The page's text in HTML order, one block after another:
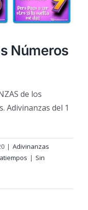
Números
de los
Adivinanzas del 1
| Adivinanzas
| Sin